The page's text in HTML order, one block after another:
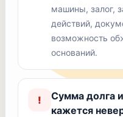
машины, залог,
действий,
возможность
оснований.
!
Сумма долга
кажется